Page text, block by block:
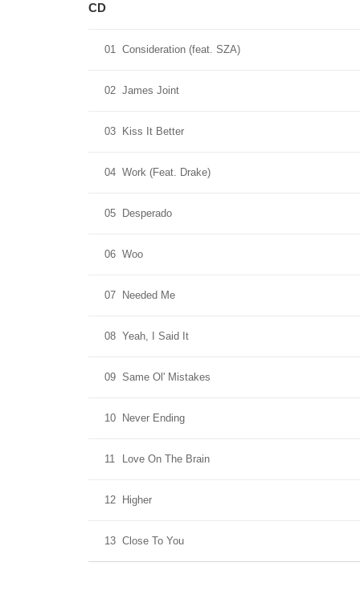
CD
01 Consideration (feat. SZA)
02 James Joint
03 Kiss It Better
04 Work (Feat. Drake)
05 Desperado
06 Woo
07 Needed Me
08 Yeah, I Said It
09 Same Ol' Mistakes
10 Never Ending
11 Love On The Brain
12 Higher
13 Close To You